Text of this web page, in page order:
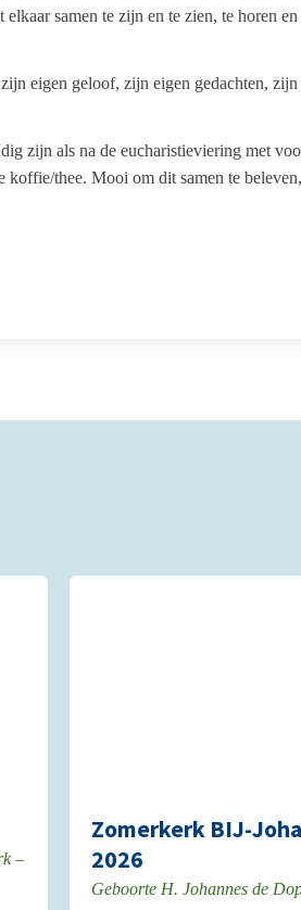
samen te zijn en te zien, te horen
eigen geloof, zijn eigen gedachten,
zijn als na de eucharistieviering met
koffie/thee. Mooi om dit samen te
–
Zomerkerk BIJ-
2026
Geboorte H. Johannes de